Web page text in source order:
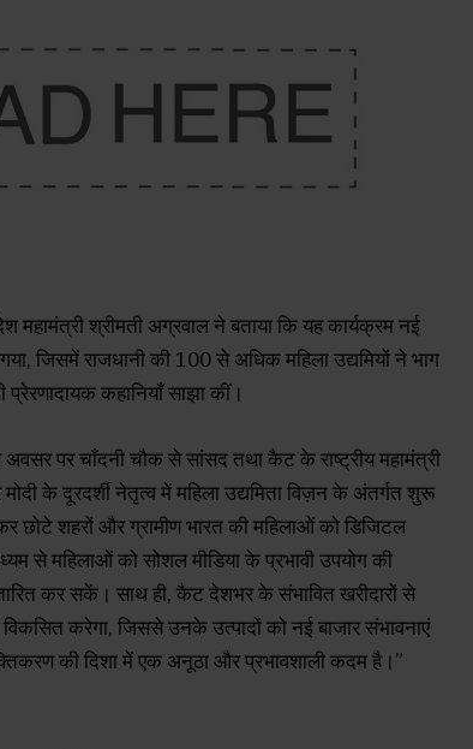
महामंत्री श्रीमती अग्रवाल ने बताया कि यह कार्यक्रम नई
जिसमें राजधानी की 100 से अधिक महिला उद्यमियों ने भाग
कहानियाँ साझा कीं।
पर चाँदनी चौक से सांसद तथा कैट के राष्ट्रीय महामंत्री
के दूरदर्शी नेतृत्व में महिला उद्यमिता विज़न के अंतर्गत शुरू
छोटे शहरों और ग्रामीण भारत की महिलाओं को डिजिटल
से महिलाओं को सोशल मीडिया के प्रभावी उपयोग की
कर सकें। साथ ही, कैट देशभर के संभावित खरीदारों से
करेगा, जिससे उनके उत्पादों को नई बाजार संभावनाएं
की दिशा में एक अनूठा और प्रभावशाली कदम है।”